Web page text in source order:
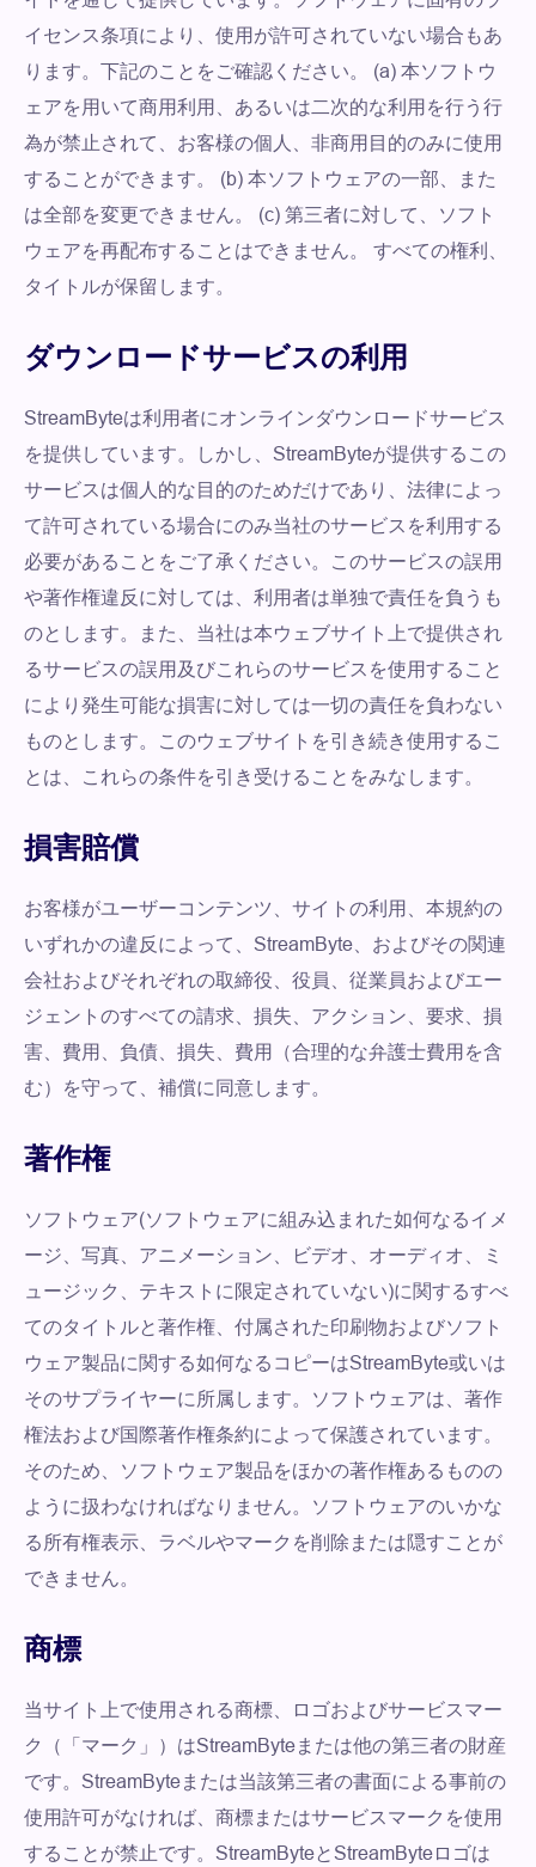
イセンス条項により、使用が許可されていない場合もあ
ります。下記のことをご確認ください。 (a) 本ソフトウ
ェアを用いて商用利用、あるいは二次的な利用を行う行
為が禁止されて、お客様の個人、非商用目的のみに使用
することができます。 (b) 本ソフトウェアの一部、また
は全部を変更できません。 (c) 第三者に対して、ソフト
ウェアを再配布することはできません。 すべての権利、
タイトルが保留します。
ダウンロードサービスの利用
StreamByteは利用者にオンラインダウンロードサービス
を提供しています。しかし、StreamByteが提供するこの
サービスは個人的な目的のためだけであり、法律によっ
て許可されている場合にのみ当社のサービスを利用する
必要があることをご了承ください。このサービスの誤用
や著作権違反に対しては、利用者は単独で責任を負うも
のとします。また、当社は本ウェブサイト上で提供され
るサービスの誤用及びこれらのサービスを使用すること
により発生可能な損害に対しては一切の責任を負わない
ものとします。このウェブサイトを引き続き使用するこ
とは、これらの条件を引き受けることをみなします。
損害賠償
お客様がユーザーコンテンツ、サイトの利用、本規約の
いずれかの違反によって、StreamByte、およびその関連
会社およびそれぞれの取締役、役員、従業員およびエー
ジェントのすべての請求、損失、アクション、要求、損
害、費用、負債、損失、費用（合理的な弁護士費用を含
む）を守って、補償に同意します。
著作権
ソフトウェア(ソフトウェアに組み込まれた如何なるイメ
ージ、写真、アニメーション、ビデオ、オーディオ、ミ
ュージック、テキストに限定されていない)に関するすべ
てのタイトルと著作権、付属された印刷物およびソフト
ウェア製品に関する如何なるコピーはStreamByte或いは
そのサプライヤーに所属します。ソフトウェアは、著作
権法および国際著作権条約によって保護されています。
そのため、ソフトウェア製品をほかの著作権あるものの
ように扱わなければなりません。ソフトウェアのいかな
る所有権表示、ラベルやマークを削除または隠すことが
できません。
商標
当サイト上で使用される商標、ロゴおよびサービスマー
ク（「マーク」）はStreamByteまたは他の第三者の財産
です。StreamByteまたは当該第三者の書面による事前の
使用許可がなければ、商標またはサービスマークを使用
することが禁止です。StreamByteとStreamByteロゴは